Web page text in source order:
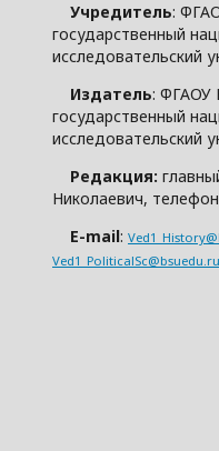
Учредитель:
государственный
исследовательский
Издатель: ФГАОУ
государственный
исследовательский
Редакция:
Николаевич,
E-mail:
Ved1_PoliticalSc@bsuedu.ru